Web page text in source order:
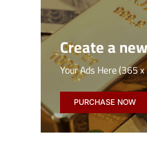
Create a
Your Ads Here (365
PURCHASE NOW